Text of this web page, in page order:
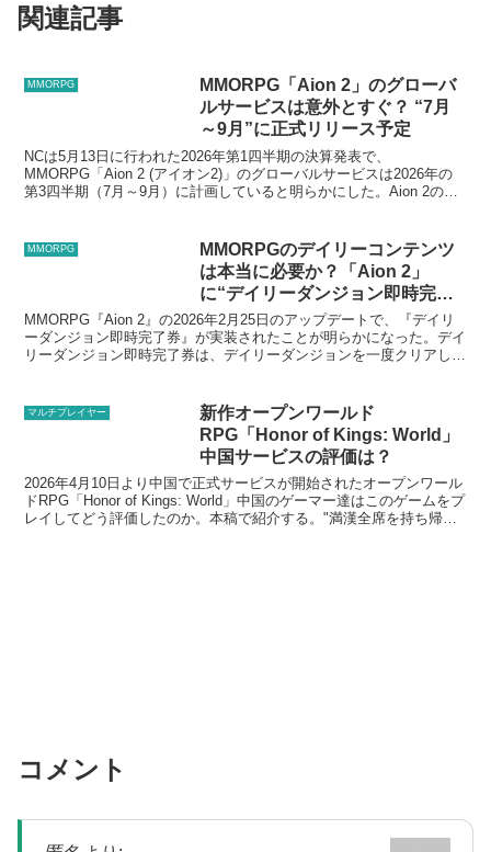
関連記事
MMORPG
MMORPG「Aion 2」のグローバ
ルサービスは意外とすぐ？ “7月
～9月”に正式リリース予定
NCは5月13日に行われた2026年第1四半期の決算発表で、
MMORPG「Aion 2 (アイオン2)」のグローバルサービスは2026年の
第3四半期（7月～9月）に計画していると明らかにした。Aion 2の本
MMORPG
MMORPGのデイリーコンテンツ
は本当に必要か？「Aion 2」
に“デイリーダンジョン即時完了
券”が実装！
MMORPG『Aion 2』の2026年2月25日のアップデートで、『デイリ
ーダンジョン即時完了券』が実装されたことが明らかになった。デイ
リーダンジョン即時完了券は、デイリーダンジョンを一度クリアした
マルチプレイヤー
新作オープンワールド
RPG「Honor of Kings: World」
中国サービスの評価は？
2026年4月10日より中国で正式サービスが開始されたオープンワール
ドRPG「Honor of Kings: World」中国のゲーマー達はこのゲームをプ
レイしてどう評価したのか。本稿で紹介する。"満漢全席を持ち帰り
コメント